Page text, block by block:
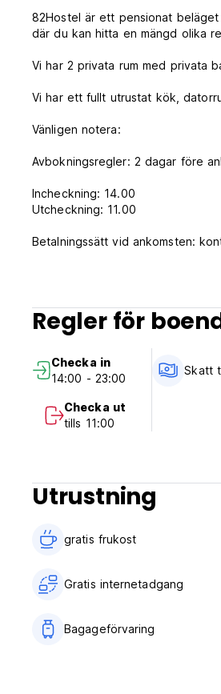
82Hostel är ett pensionat
där du kan hitta en mängd olika
Vi har 2 privata rum med privata
Vi har ett fullt utrustat kök,
Vänligen notera:
Avbokningsregler: 2 dagar före
Incheckning: 14.00
Utcheckning: 11.00
Betalningssätt vid ankomsten:
Regler för
Checka in
14:00 - 23:00
Checka ut
tills 11:00
Skatt
Utrustning
gratis frukost‎
Gratis internetadgang
Bagageförvaring